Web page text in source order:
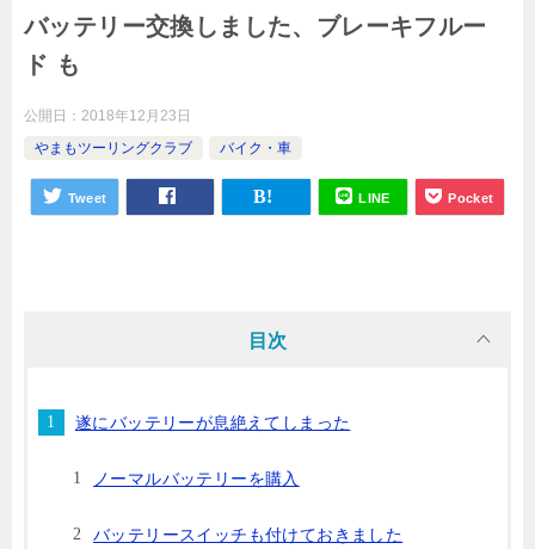
バッテリー交換しました、ブレーキフルー
ド も
公開日： 2018年12月23日
やまもツーリングクラブ
バイク・車
Tweet LINE Pocket
目次
遂にバッテリーが息絶えてしまった
ノーマルバッテリーを購入
バッテリースイッチも付けておきました